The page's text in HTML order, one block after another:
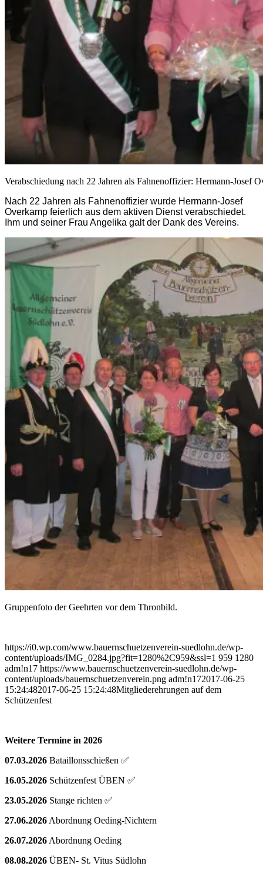
Verabschiedung nach 22 Jahren als Fahnenoffizier: Hermann-Josef
Nach 22 Jahren als Fahnenoffizier wurde Hermann-Josef
Overkamp feierlich aus dem aktiven Dienst verabschiedet.
Ihm und seiner Frau Angelika galt der Dank des Vereins.
Gruppenfoto der Geehrten vor dem Thronbild.
https://i0.wp.com/www.bauernschuetzenverein-suedlohn.de/wp-
content/uploads/IMG_0284.jpg?fit=1280%2C959&ssl=1 959 1280
adm!n17 https://www.bauernschuetzenverein-suedlohn.de/wp-
content/uploads/bauernschuetzenverein.png adm!n172017-06-25
15:24:482017-06-25 15:24:48Mitgliederehrungen auf dem
Schützenfest
Weitere Termine in 2026
07.03.2026 Bataillonsschießen ✅
16.05.2026 Schützenfest ÜBEN ✅
23.05.2026 Stange richten ✅
27.06.2026 Abordnung Oeding-Nichtern
26.07.2026 Abordnung Oeding
08.08.2026 ÜBEN- St. Vitus Südlohn